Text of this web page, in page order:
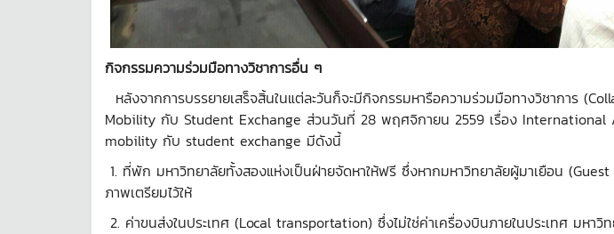
กิจกรรมความร่วมมือทางวิชาการอื่น ๆ
หลังจากการบรรยายเสร็จสิ้นในแต่ละวันก็จะมีกิจกรรมหารือความร่วมมือทางวิชาการ
Mobility กับ Student Exchange ส่วนวันที่ 28 พฤศจิกายน 2559 เรื่อง International
mobility กับ student exchange มีดังนี้
1. ที่พัก มหาวิทยาลัยทั้งสองแห่งเป็นฝ่ายจัดหาให้ฟรี ซึ่งหากมหาวิทยาลัยผู้มาเยือน
ภาพเตรียมไว้ให้
2. ค่าขนส่งในประเทศ (Local transportation) ซึ่งไม่ใช่ค่าเครื่องบินภายในประเทศ มหาวิ